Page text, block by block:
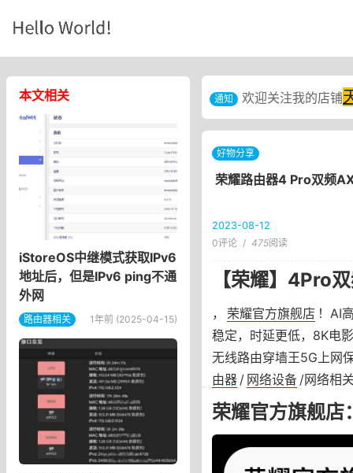
本文相关
iStoreOS中继模式获取IPv6
地址后，但是IPv6 ping不通
外网
路由器相关 1年前 (2025-04-15)
通知 欢迎关注我的店铺
好物分享
荣耀路由器4 Pro双频
2023-08-12
0评论 / 475阅读
【荣耀】4Pro
， 荣耀官方旗舰店 ！AI
稳定，时延更低，8K电
无线路由穿墙王5G上网
由器 / 网络设备 /网络相
荣耀官方旗舰店